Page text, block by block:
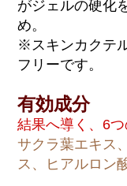
がジェルの硬化
め。
※スキンカクテ
フリーです。
有効成分
結果へ導く、6
サクラ葉エキス
ス、ヒアルロン